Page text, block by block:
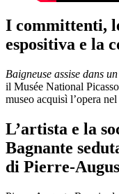
I committenti,
espositiva e la
Baigneuse assise dans
il Musée National
museo acquisì l’opera
L’artista e la
Bagnante
di Pierre-